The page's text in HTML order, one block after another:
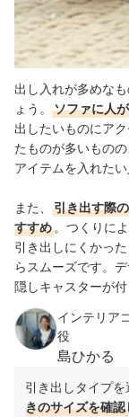
出し入れが多めな
ょう。
ソファに人
出したいものにア
たものが多いもの
アイテムを入れたい
また、
引き出す際
すすめ 。つくりに
引き出しにくかっ
らスムーズです。
隠しキャスターが付
インテリア
役
島ひかる
引き出しタイプを
きのサイズを確